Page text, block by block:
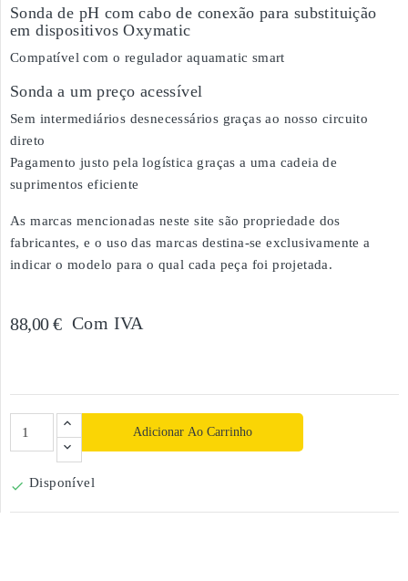
Sonda de pH com cabo de conexão para substituição
em dispositivos Oxymatic
Compatível com o regulador aquamatic smart
Sonda a um preço acessível
Sem intermediários desnecessários graças ao nosso circuito
direto
Pagamento justo pela logística graças a uma cadeia de
suprimentos eficiente
As marcas mencionadas neste site são propriedade dos
fabricantes, e o uso das marcas destina-se exclusivamente a
indicar o modelo para o qual cada peça foi projetada.
88,00 € Com IVA
Adicionar Ao Carrinho
 Disponível